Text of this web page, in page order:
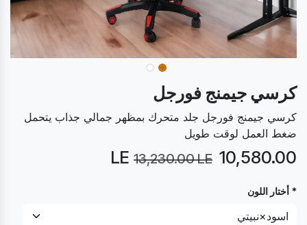
كرسي جيمنج فورجل
كرسي جيمنج فورجل جلد متحرك بمظهر جمالي جذاب يتحمل
ضغط العمل لوقت طويل
10,580.00
13,230.00LE
* أختار اللون